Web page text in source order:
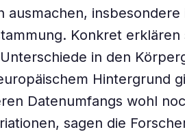
ausmachen,
Konkret erklären
in den
Hintergrund
Datenumfangs wohl
sagen die